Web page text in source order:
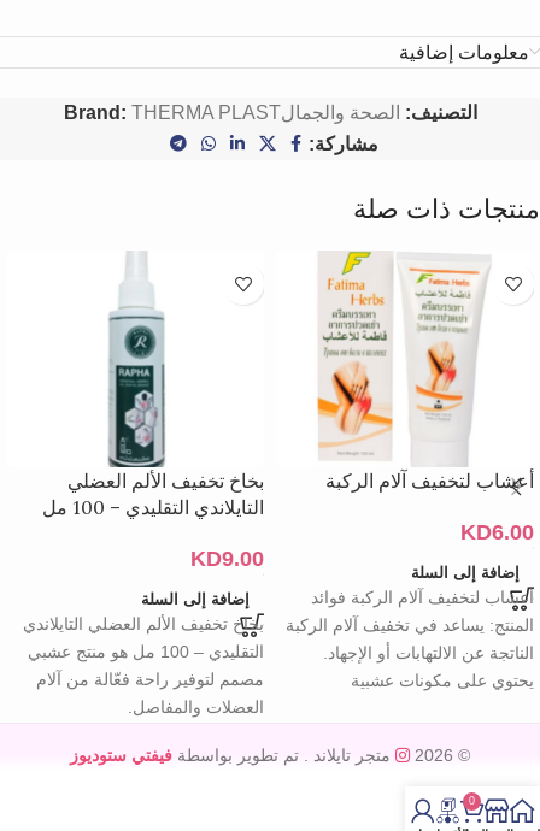
معلومات إضافية
التصنيف: الصحة والجمال Brand: THERMA PLAST
مشاركة:
منتجات ذات صلة
أعشاب لتخفيف آلام الركبة
KD6.00
إضافة إلى السلة
أعشاب لتخفيف آلام الركبة فوائد
المنتج: يساعد في تخفيف آلام الركبة
الناتجة عن الالتهابات أو الإجهاد.
يحتوي على مكونات عشبية
بخاخ تخفيف الألم العضلي
التايلاندي التقليدي – 100 مل
KD9.00
إضافة إلى السلة
بخاخ تخفيف الألم العضلي التايلاندي
التقليدي – 100 مل هو منتج عشبي
مصمم لتوفير راحة فعّالة من آلام
العضلات والمفاصل.
© 2026 متجر تايلاند . تم تطوير بواسطة فيفتي ستوديوز
0